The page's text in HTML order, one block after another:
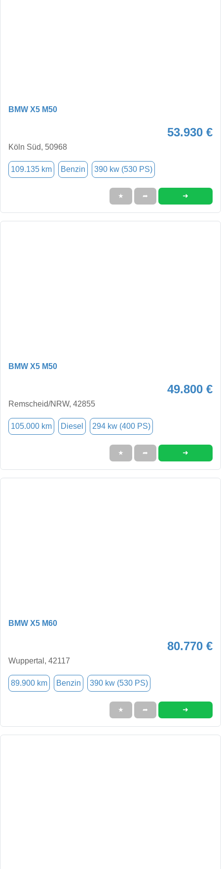
BMW X5 M50
53.930 €
Köln Süd, 50968
109.135 km Benzin 390 kw (530 PS)
★ ➦ ➜
BMW X5 M50
49.800 €
Remscheid/NRW, 42855
105.000 km Diesel 294 kw (400 PS)
★ ➦ ➜
BMW X5 M60
80.770 €
Wuppertal, 42117
89.900 km Benzin 390 kw (530 PS)
★ ➦ ➜